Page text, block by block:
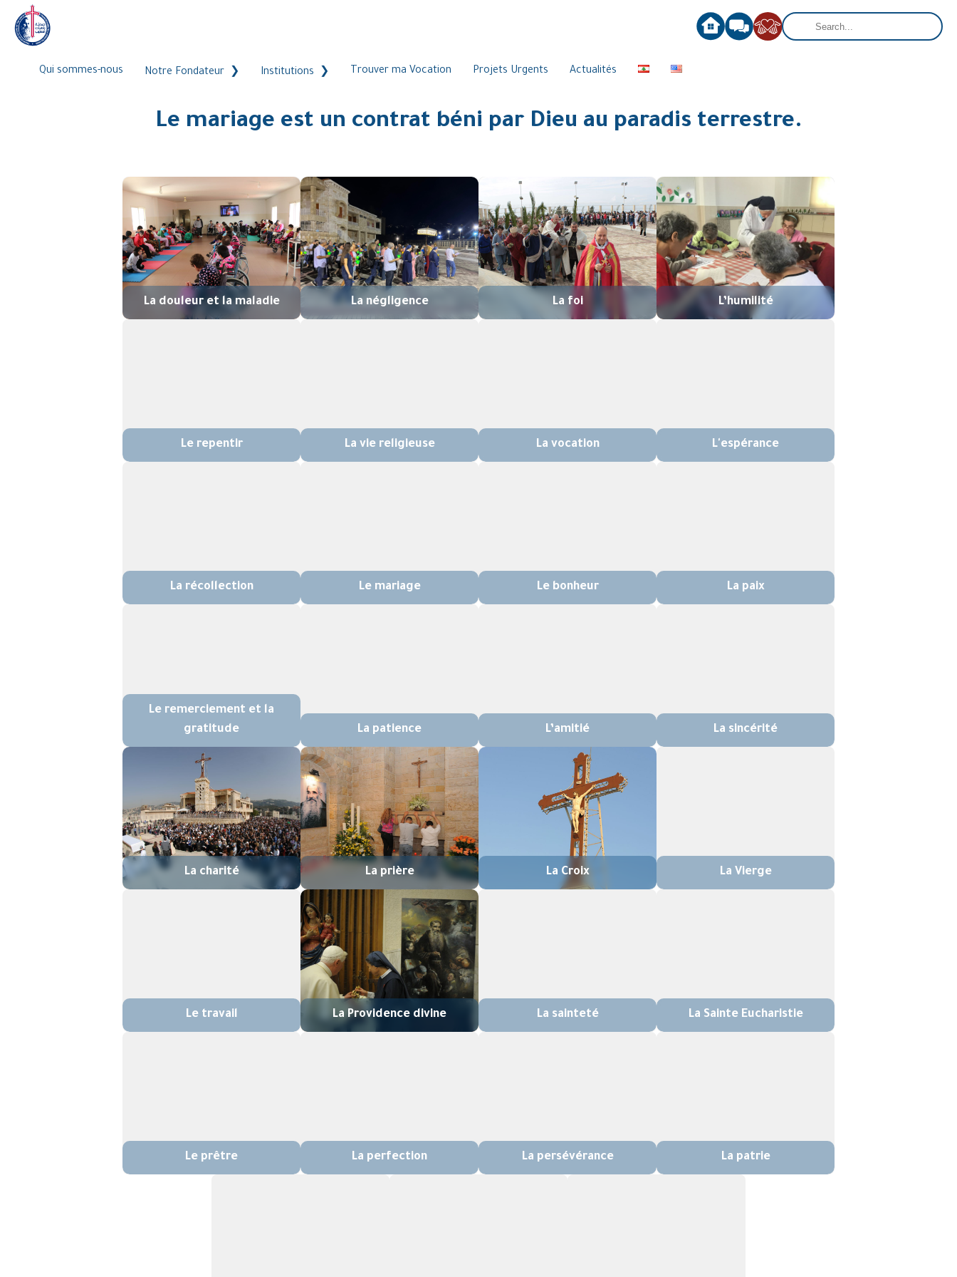
Qui sommes-nous Notre Fondateur Institutions Trouver ma Vocation Projets Urgents Actualités
Le mariage est un contrat béni par Dieu au paradis terrestre.
La douleur et la maladie La négligence La foi L’humilité
Le repentir La vie religieuse La vocation L'espérance
La récollection Le mariage Le bonheur La paix
Le remerciement et la
gratitude
La patience L’amitié La sincérité
La charité La prière La Croix La Vierge
Le travail La Providence divine La sainteté La Sainte Eucharistie
Le prêtre La perfection La persévérance La patrie